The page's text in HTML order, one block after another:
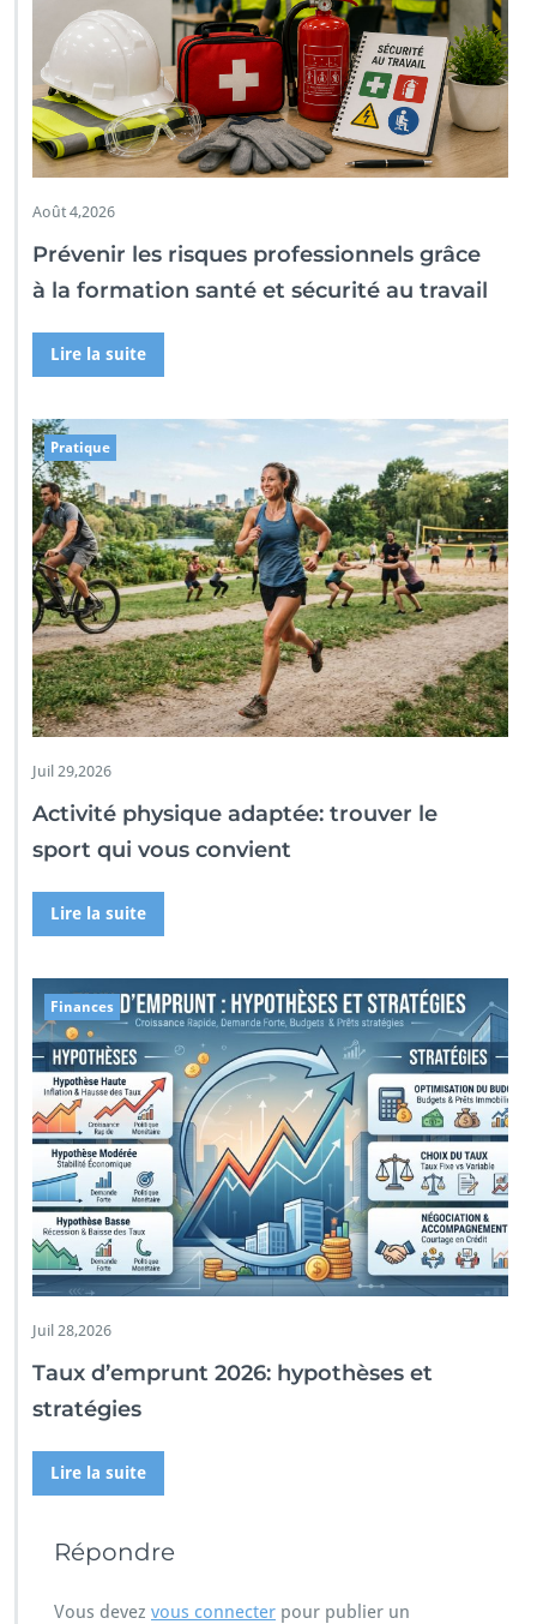
Août 4,2026
Prévenir les risques professionnels grâce
à la formation santé et sécurité au travail
Lire la suite
Pratique
Juil 29,2026
Activité physique adaptée: trouver le
sport qui vous convient
Lire la suite
Finances
Juil 28,2026
Taux d’emprunt 2026: hypothèses et
stratégies
Lire la suite
Répondre
Vous devez vous connecter pour publier un